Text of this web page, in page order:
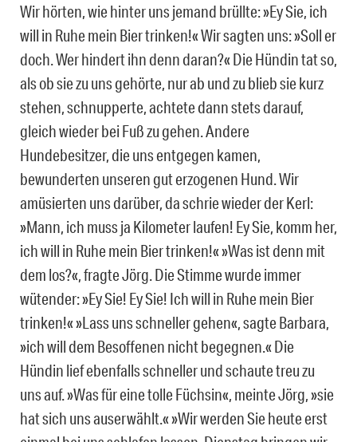
Wir hörten, wie hinter uns jemand brüllte: »Ey Sie, ich
will in Ruhe mein Bier trinken!« Wir sagten uns: »Soll er
doch. Wer hindert ihn denn daran?« Die Hündin tat so,
als ob sie zu uns gehörte, nur ab und zu blieb sie kurz
stehen, schnupperte, achtete dann stets darauf,
gleich wieder bei Fuß zu gehen. Andere
Hundebesitzer, die uns entgegen kamen,
bewunderten unseren gut erzogenen Hund. Wir
amüsierten uns darüber, da schrie wieder der Kerl:
»Mann, ich muss ja Kilometer laufen! Ey Sie, komm her,
ich will in Ruhe mein Bier trinken!« »Was ist denn mit
dem los?«, fragte Jörg. Die Stimme wurde immer
wütender: »Ey Sie! Ey Sie! Ich will in Ruhe mein Bier
trinken!« »Lass uns schneller gehen«, sagte Barbara,
»ich will dem Besoffenen nicht begegnen.« Die
Hündin lief ebenfalls schneller und schaute treu zu
uns auf. »Was für eine tolle Füchsin«, meinte Jörg, »sie
hat sich uns auserwählt.« »Wir werden Sie heute erst